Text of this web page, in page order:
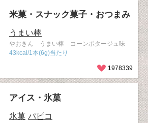
米菓・スナック菓子・おつまみ
うまい棒
やおきん うまい棒 コーンポタージュ味
43kcal/1本(6g)当たり
1978339
アイス・氷菓
氷菓 パピコ